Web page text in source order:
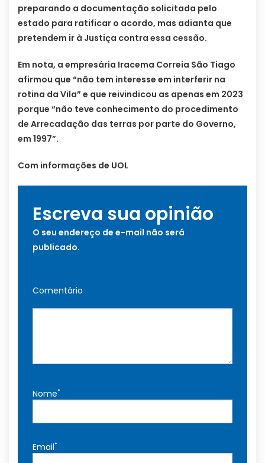
preparando a documentação solicitada pelo
estado para ratificar o acordo, mas adianta que
pretendem ir à Justiça contra essa cessão.
Em nota, a empresária Iracema Correia São Tiago
afirmou que “não tem interesse em interferir na
rotina da Vila” e que reivindicou as apenas em 2023
porque “não teve conhecimento do procedimento
de Arrecadação das terras por parte do Governo,
em 1997”.
Com informações de UOL
Escreva sua opinião
O seu endereço de e-mail não será
publicado.
Comentário
Nome*
Email*